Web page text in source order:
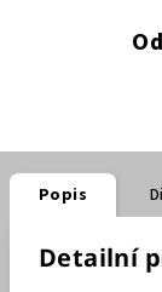
Popis
Detailní